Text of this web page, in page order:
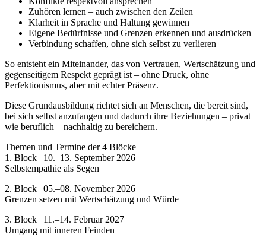
Zuhören lernen – auch zwischen den Zeilen
Klarheit in Sprache und Haltung gewinnen
Eigene Bedürfnisse und Grenzen erkennen und ausdrücken
Verbindung schaffen, ohne sich selbst zu verlieren
So entsteht ein Miteinander, das von Vertrauen, Wertschätzung und
gegenseitigem Respekt geprägt ist – ohne Druck, ohne
Perfektionismus, aber mit echter Präsenz.
Diese Grundausbildung richtet sich an Menschen, die bereit sind,
bei sich selbst anzufangen und dadurch ihre Beziehungen – privat
wie beruflich – nachhaltig zu bereichern.
Themen und Termine der 4 Blöcke
1. Block | 10.–13. September 2026
Selbstempathie als Segen
2. Block | 05.–08. November 2026
Grenzen setzen mit Wertschätzung und Würde
3. Block | 11.–14. Februar 2027
Umgang mit inneren Feinden